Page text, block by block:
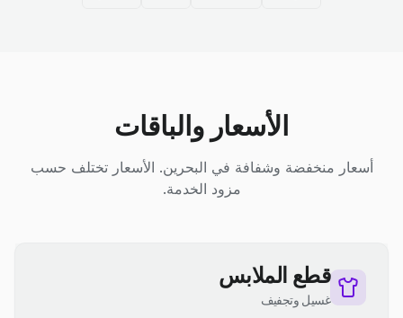
الأسعار والباقات
أسعار منخفضة وشفافة في البحرين. الأسعار تختلف حسب
مزود الخدمة.
قطع الملابس
غسيل وتجفيف